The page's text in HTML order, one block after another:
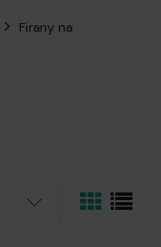
Firany na